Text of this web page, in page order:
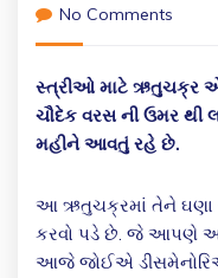
No Comments
સ્ત્રીઓ માટે ઋતુચક્ર એ
ચૌદેક વરસ ની ઉમર
મહીને આવતું રહે છે.
આ ઋતુચક્રમાં તેને ઘણા
કરવો પડે છે. જે આપણે
આજે જોઈએ